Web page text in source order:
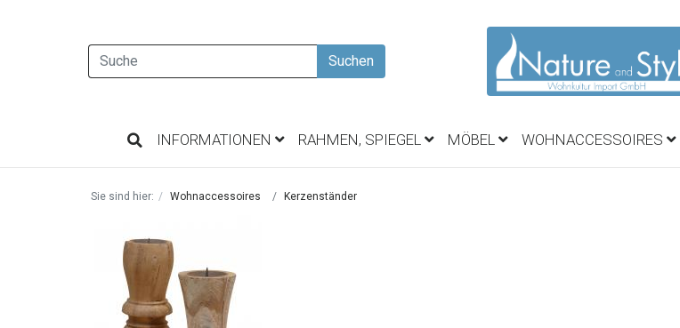
Suchen
INFORMATIONEN RAHMEN, SPIEGEL MÖBEL WOHNACCESSOIRES
Sie sind hier: Wohnaccessoires Kerzenständer